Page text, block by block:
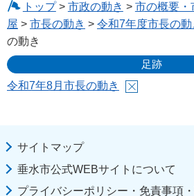
トップ> 市政の動き > 市の概要・
屋 > 市長の動き > 令和7年度市長の動
の動き
足跡
令和7年8月市長の動き
サイトマップ
垂水市公式WEBサイトについて
プライバシーポリシー・免責事項